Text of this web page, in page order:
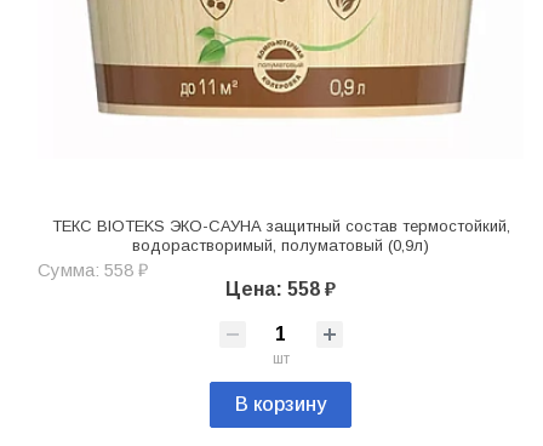
ТЕКС BIOTEKS ЭКО-САУНА защитный состав термостойкий,
водорастворимый, полуматовый (0,9л)
Сумма: 558 ₽
Цена: 558 ₽
шт
В корзину